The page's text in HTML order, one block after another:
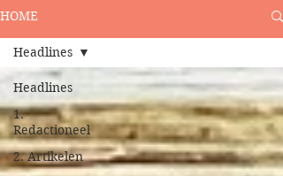
HOME
Headlines
1.
Redactioneel
2. Artikelen
Headlines